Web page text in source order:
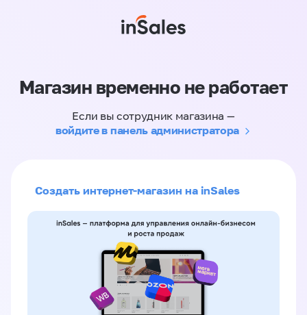
Магазин временно не работает
Если вы сотрудник магазина —
войдите в панель администратора
Создать интернет-магазин на inSales